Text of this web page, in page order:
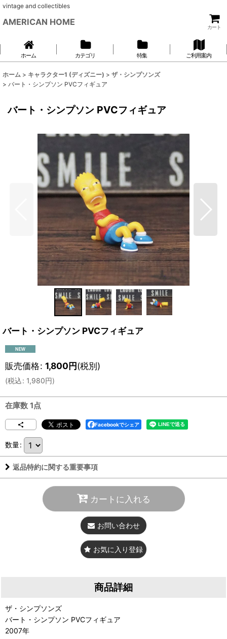
vintage and collectibles
AMERICAN HOME
カート
ホーム カテゴリ 特集 ご利用案内
ホーム > キャラクター1 (ディズニー) > ザ・シンプソンズ
> バート・シンプソン PVCフィギュア
バート・シンプソン PVCフィギュア
バート・シンプソン PVCフィギュア
販売価格: 1,800円(税別)
(税込: 1,980円)
在庫数 1点
Facebookでシェア
数量:
返品特約に関する重要事項
カートに入れる
お問い合わせ
お気に入り登録
商品詳細
ザ・シンプソンズ
バート・シンプソン PVCフィギュア
2007年